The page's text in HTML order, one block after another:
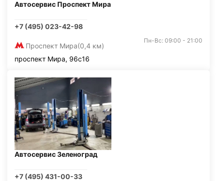
Автосервис Проспект Мира
+7 (495) 023-42-98
Проспект Мира(0,4 км)
Пн-Вс: 09:00 - 21:00
проспект Мира, 96с16
Автосервис Зеленоград
+7 (495) 431-00-33